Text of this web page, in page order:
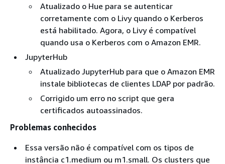
Atualizado o Hue para se autenticar
corretamente com o Livy quando o Kerberos
está habilitado. Agora, o Livy é compatível
quando usa o Kerberos com o Amazon EMR.
JupyterHub
Atualizado JupyterHub para que o Amazon EMR
instale bibliotecas de clientes LDAP por padrão.
Corrigido um erro no script que gera
certificados autoassinados.
Problemas conhecidos
Essa versão não é compatível com os tipos de
instância c1.medium ou m1.small. Os clusters que